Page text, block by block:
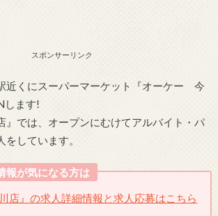
スポンサーリンク
近くにスーパーマーケット『オーケー 今
します!
』では、オープンにむけてアルバイト・パ
しています。
報が気になる方は
店』の求人詳細情報と求人応募はこちら